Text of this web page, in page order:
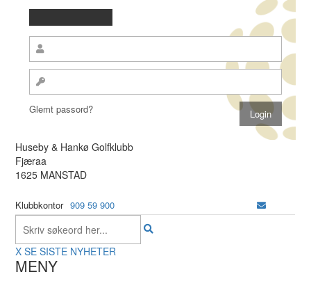
Glemt passord?
Huseby & Hankø Golfklubb
Fjæraa
1625 MANSTAD
Klubbkontor 909 59 900
X SE SISTE NYHETER
MENY